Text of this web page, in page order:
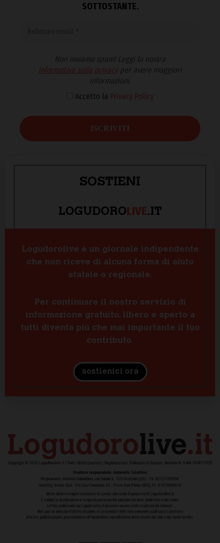
SOTTOSTANTE.
Non inviamo spam! Leggi la nostra
Informativa sulla privacyper avere maggiori
informazioni.
Accetto la Privacy Policy
SOSTIENI
LOGUDOROLIVE.IT
Logudorolive è un giornale indipendente
che non riceve di alcuna forma di aiuto
statale o regionale.
Per continuare il nostro servizio di
informazione gratuito, libero e aperto a
tutti diventa più che mai importante il tuo
contributo.
sostienici ora